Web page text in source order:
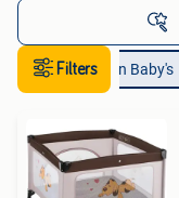
Filters
Kinderen en Baby's